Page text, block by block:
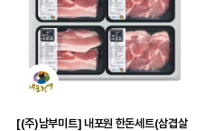
[(주)남부미트] 내포원 한돈세트(삼겹살